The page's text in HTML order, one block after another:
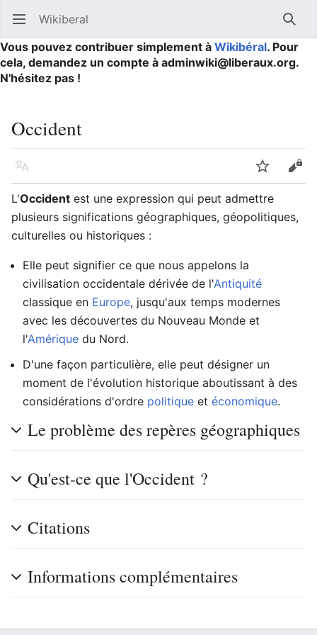
Ouvrir le menu principal Wikiberal
Vous pouvez contribuer simplement à Wikibéral. Pour
cela, demandez un compte à adminwiki@liberaux.org.
N'hésitez pas !
Occident
Langue Suivre
L'Occident est une expression qui peut admettre
plusieurs significations géographiques, géopolitiques,
culturelles ou historiques :
Elle peut signifier ce que nous appelons la
civilisation occidentale dérivée de l'Antiquité
classique en Europe, jusqu'aux temps modernes
avec les découvertes du Nouveau Monde et
l'Amérique du Nord.
D'une façon particulière, elle peut désigner un
moment de l'évolution historique aboutissant à des
considérations d'ordre politique et économique.
Le problème des repères géographiques
Qu'est-ce que l'Occident ?
Citations
Informations complémentaires